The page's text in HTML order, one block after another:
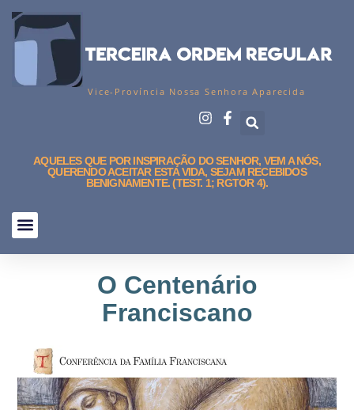
Vice-Província Nossa Senhora Aparecida
AQUELES QUE POR INSPIRAÇÃO DO SENHOR, VEM A NÓS,
QUERENDO ACEITAR ESTA VIDA, SEJAM RECEBIDOS
BENIGNAMENTE. (TEST. 1; RGTOR 4).
O Centenário
Franciscano